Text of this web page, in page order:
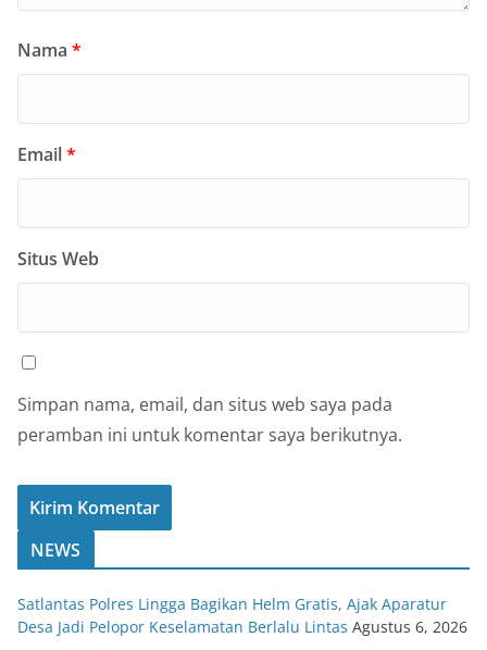
Nama *
Email*
Situs Web
Simpan nama, email, dan situs web saya pada
peramban ini untuk komentar saya berikutnya.
NEWS
Satlantas Polres Lingga Bagikan Helm Gratis, Ajak Aparatur
Desa Jadi Pelopor Keselamatan Berlalu Lintas Agustus 6, 2026